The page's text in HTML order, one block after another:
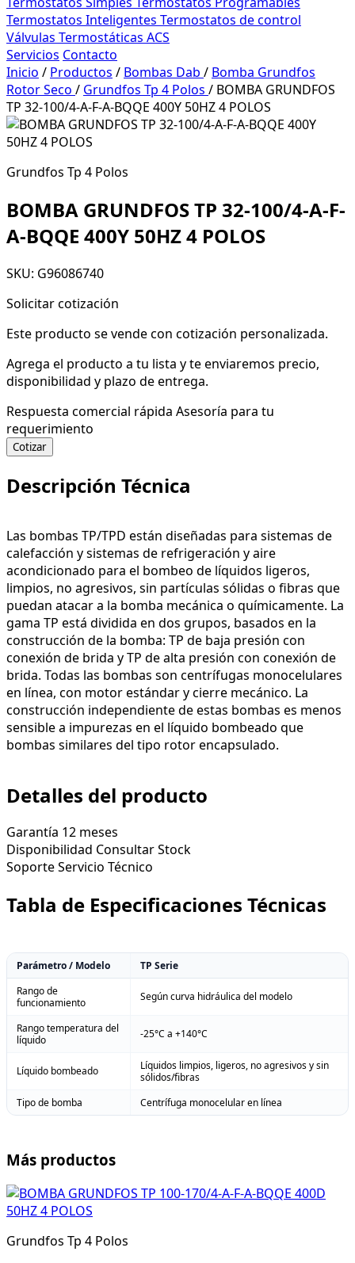
Termostatos Inteligentes Termostatos de control
Válvulas Termostáticas ACS
Servicios Contacto
Inicio / Productos / Bombas Dab / Bomba Grundfos
Rotor Seco / Grundfos Tp 4 Polos / BOMBA GRUNDFOS
TP 32-100/4-A-F-A-BQQE 400Y 50HZ 4 POLOS
Grundfos Tp 4 Polos
BOMBA GRUNDFOS TP 32-100/4-A-F-
A-BQQE 400Y 50HZ 4 POLOS
SKU: G96086740
Solicitar cotización
Este producto se vende con cotización personalizada.
Agrega el producto a tu lista y te enviaremos precio,
disponibilidad y plazo de entrega.
Respuesta comercial rápida Asesoría para tu
requerimiento
Cotizar
Descripción Técnica
Las bombas TP/TPD están diseñadas para sistemas de
calefacción y sistemas de refrigeración y aire
acondicionado para el bombeo de líquidos ligeros,
limpios, no agresivos, sin partículas sólidas o fibras que
puedan atacar a la bomba mecánica o químicamente. La
gama TP está dividida en dos grupos, basados en la
construcción de la bomba: TP de baja presión con
conexión de brida y TP de alta presión con conexión de
brida. Todas las bombas son centrífugas monocelulares
en línea, con motor estándar y cierre mecánico. La
construcción independiente de estas bombas es menos
sensible a impurezas en el líquido bombeado que
bombas similares del tipo rotor encapsulado.
Detalles del producto
Garantía 12 meses
Disponibilidad Consultar Stock
SoporteServicio Técnico
Tabla de Especificaciones Técnicas
Parámetro / Modelo
TP Serie
Rango de
funcionamiento
Según curva hidráulica del modelo
Rango temperatura del
líquido
-25°C a +140°C
Líquido bombeado
Líquidos limpios, ligeros, no agresivos y sin
sólidos/fibras
Tipo de bomba
Centrífuga monocelular en línea
Más productos
Grundfos Tp 4 Polos